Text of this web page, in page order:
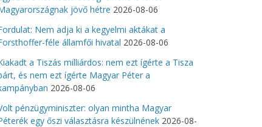
jövő hétre 2026-08-06
Nem adja ki a kegyelmi aktákat a
féle államfői hivatal 2026-08-06
a Tiszás milliárdos: nem ezt ígérte a Tisza
és nem ezt ígérte Magyar Péter a
2026-08-06
pénzügyminiszter: olyan mintha Magyar
egy őszi választásra készülnének 2026-08-